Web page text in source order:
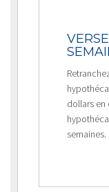
dollars en
semaines.